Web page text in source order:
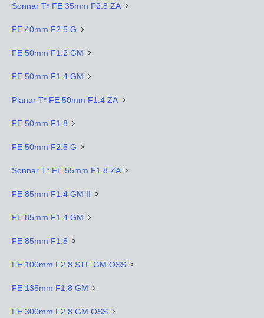
Sonnar T* FE 35mm F2.8 ZA
FE 40mm F2.5 G
FE 50mm F1.2 GM
FE 50mm F1.4 GM
Planar T* FE 50mm F1.4 ZA
FE 50mm F1.8
FE 50mm F2.5 G
Sonnar T* FE 55mm F1.8 ZA
FE 85mm F1.4 GM II
FE 85mm F1.4 GM
FE 85mm F1.8
FE 100mm F2.8 STF GM OSS
FE 135mm F1.8 GM
FE 300mm F2.8 GM OSS